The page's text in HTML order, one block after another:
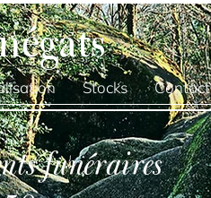
Stocks Contact
funéraires